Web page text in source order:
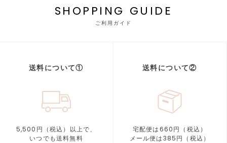
SHOPPING GUIDE
ご利用ガイド
送料について①
5,500円（税込）以上で、
いつでも送料無料
送料について②
宅配便は660円（税込）
メール便は385円（税込）